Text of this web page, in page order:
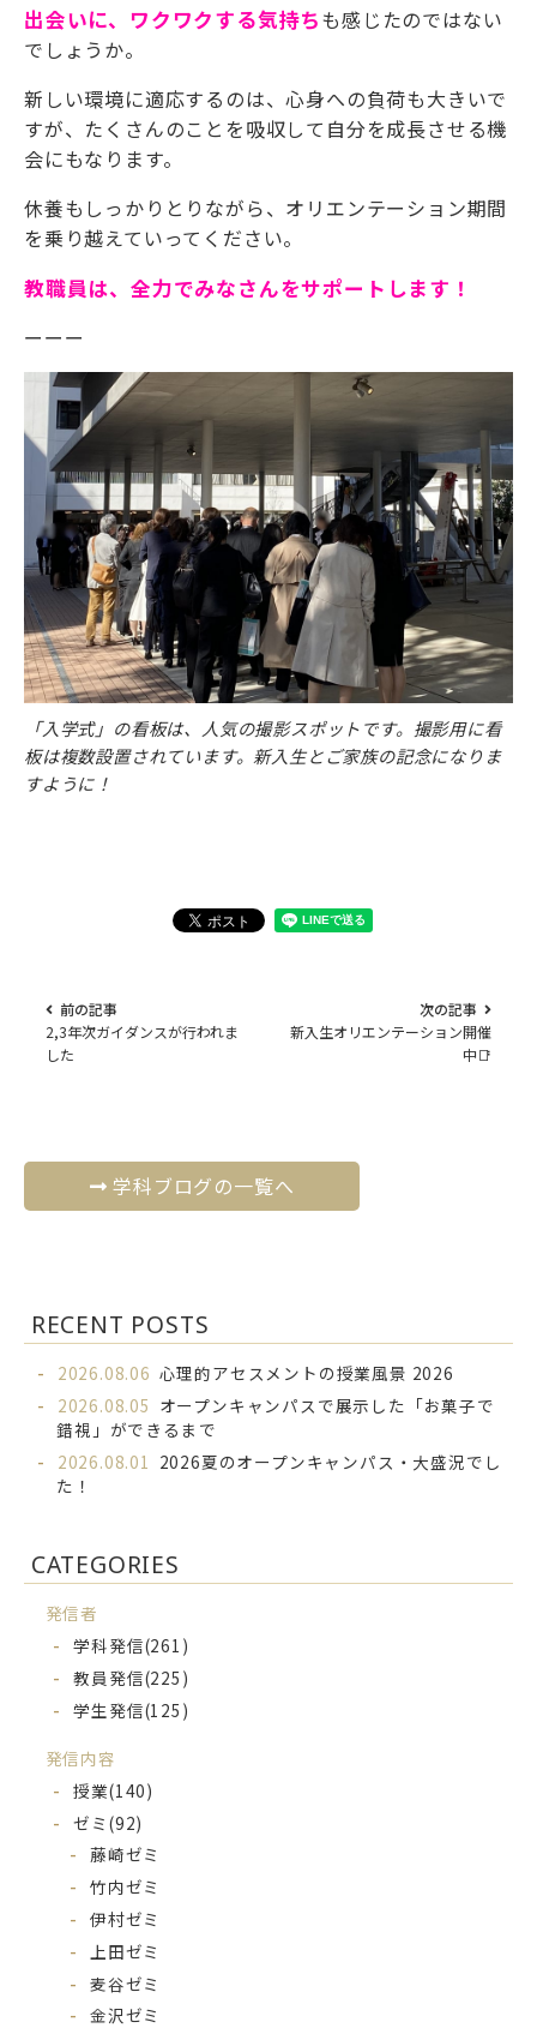
出会いに、ワクワクする気持ちも感じたのではない
でしょうか。
新しい環境に適応するのは、心身への負荷も大きいで
すが、たくさんのことを吸収して自分を成長させる機
会にもなります。
休養もしっかりとりながら、オリエンテーション期間
を乗り越えていってください。
教職員は、全力でみなさんをサポートします！
ーーー
「入学式」の看板は、人気の撮影スポットです。撮影用に看
板は複数設置されています。新入生とご家族の記念になりま
すように！
前の記事
2,3年次ガイダンスが行われま
した
次の記事
新入生オリエンテーション開催
中📑
学科ブログの一覧へ
RECENT POSTS
2026.08.06 心理的アセスメントの授業風景 2026
2026.08.05 オープンキャンパスで展示した「お菓子で
錯視」ができるまで
2026.08.01 2026夏のオープンキャンパス・大盛況でし
た！
CATEGORIES
発信者
学科発信(261)
教員発信(225)
学生発信(125)
発信内容
授業(140)
ゼミ(92)
藤崎ゼミ
竹内ゼミ
伊村ゼミ
上田ゼミ
麦谷ゼミ
金沢ゼミ